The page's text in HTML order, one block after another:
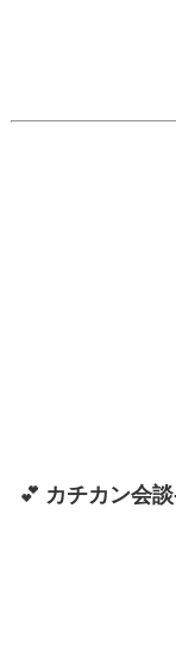
💕 カチカン会